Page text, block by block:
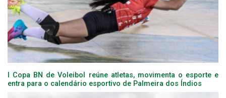
I Copa BN de Voleibol reúne atletas, movimenta o esporte e
entra para o calendário esportivo de Palmeira dos Índios